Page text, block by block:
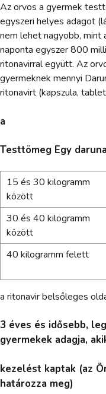
Az orvos a gyermek
egyszeri helyes adagot
nem lehet nagyobb,
naponta egyszer 800
ritonavirral együtt. Az
gyermeknek mennyi
ritonavirt (kapszula,
a
Testtömeg Egy
15 és 30 kilogramm
között
30 és 40 kilogramm
között
40 kilogramm felett
a ritonavir belsőleges
3 éves és idősebb,
gyermekek adagja,
kezelést kaptak (az
határozza meg)